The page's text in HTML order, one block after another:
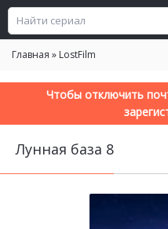
Главная » LostFilm
Чтобы отключить
Лунная база 8